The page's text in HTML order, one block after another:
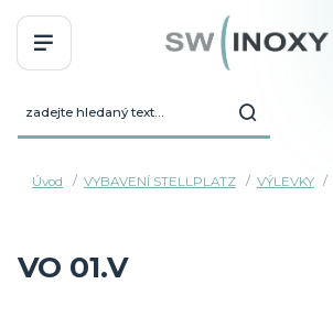
Úvod VYBAVENÍ STELLPLATZ VÝLEVKY
VO 01.V